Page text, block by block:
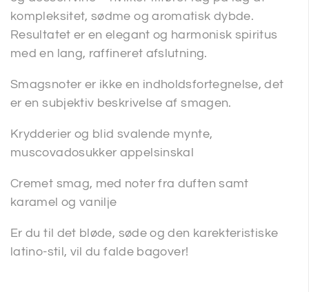
kompleksitet, sødme og aromatisk dybde.
Resultatet er en elegant og harmonisk spiritus
med en lang, raffineret afslutning.
Smagsnoter er ikke en indholdsfortegnelse, det
er en subjektiv beskrivelse af smagen.
Krydderier og blid svalende mynte,
muscovadosukker appelsinskal
Cremet smag, med noter fra duften samt
karamel og vanilje
Er du til det bløde, søde og den karekteristiske
latino-stil, vil du falde bagover!